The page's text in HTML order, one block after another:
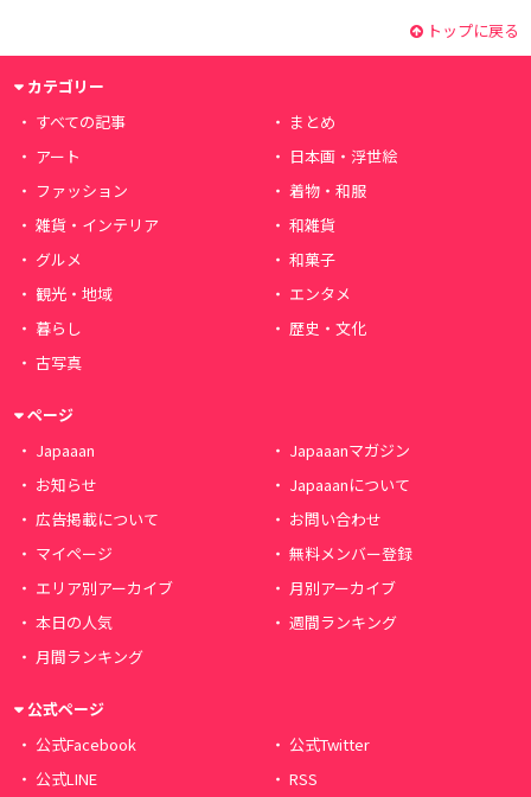
トップに戻る
カテゴリー
すべての記事
まとめ
アート
日本画・浮世絵
ファッション
着物・和服
雑貨・インテリア
和雑貨
グルメ
和菓子
観光・地域
エンタメ
暮らし
歴史・文化
古写真
ページ
Japaaan
Japaaanマガジン
お知らせ
Japaaanについて
広告掲載について
お問い合わせ
マイページ
無料メンバー登録
エリア別アーカイブ
月別アーカイブ
本日の人気
週間ランキング
月間ランキング
公式ページ
公式Facebook
公式Twitter
公式LINE
RSS